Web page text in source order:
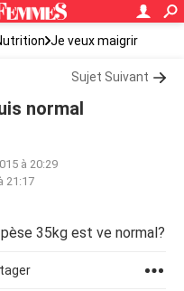
Je veux maigrir
Sujet Suivant
normal
à 20:29
21:17
35kg est ve normal?